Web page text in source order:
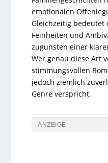
emotionalen
Gleichzeitig bedeutet
Feinheiten und
zugunsten einer
Wer genau diese Art
stimmungsvollen
jedoch ziemlich
Genre verspricht.
ANZEIGE